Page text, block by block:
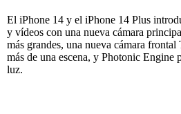
El iPhone 14 y el iPhone 14 Plus
y vídeos con una nueva cámara
más grandes, una nueva cámara
más de una escena, y Photonic Engine
luz.